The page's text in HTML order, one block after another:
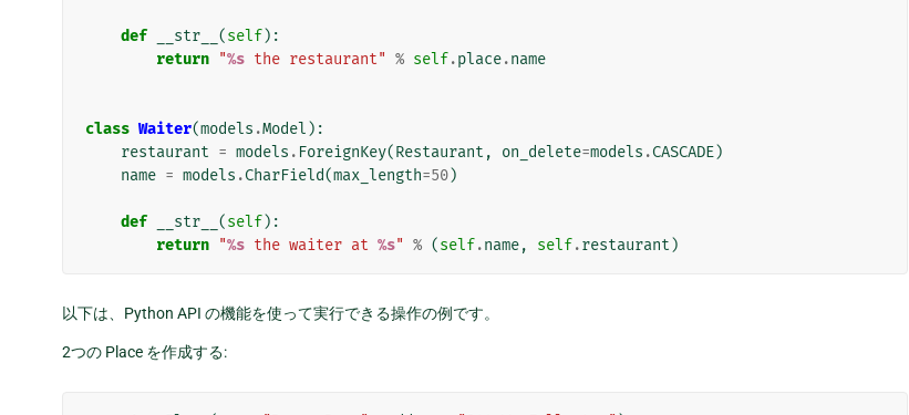
def __str__ (self):
return "%s the restaurant" % self.place.name
class Waiter(models .Model ):
restaurant = models . ForeignKey(Restaurant , on_delete=models .CASCADE)
name = models .CharField(max_length=50)
def __str__ (self):
return "%s the waiter at %s" % (self.name, self.restaurant )
以下は、Python API の機能を使って実行できる操作の例です。
2つの Place を作成する: